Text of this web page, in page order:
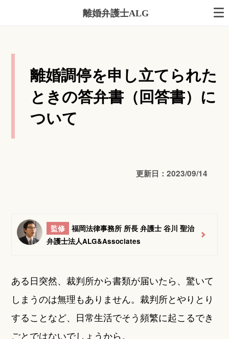
離婚弁護士ALG
離婚調停を申し立てられた
ときの答弁書（回答書）に
ついて
更新日：2023/09/14
監修
福岡法律事務所 所長 弁護士 谷川 聖治
弁護士法人ALG&Associates
ある日突然、裁判所から書類が届いたら、驚いて
しまうのは無理もありません。裁判所とやりとり
することなど、日常生活でそう頻繁に起こるでき
ごとではないでしょうから。